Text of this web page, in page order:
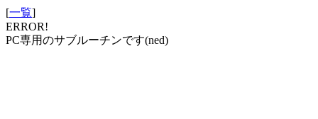
[一覧]
ERROR!
PC専用のサブルーチンです(ned)